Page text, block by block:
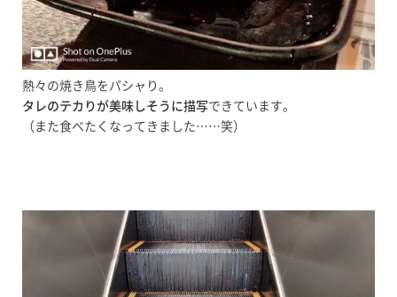
熱々の焼き鳥をパシャり。
タレのテカりが美味しそうに描写できています。
（また食べたくなってきました……笑）